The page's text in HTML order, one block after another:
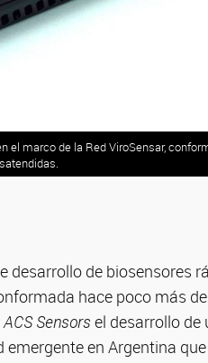
el marco de la Red ViroSensar,
desarrollo de biosensores
hace poco más
ACS Sensors el desarrollo de
en Argentina